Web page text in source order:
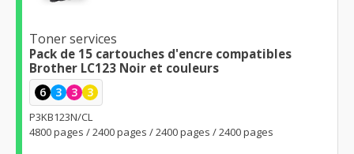
Toner services
Pack de 15 cartouches d'encre compatibles
Brother LC123 Noir et couleurs
6 3 3 3
P3KB123N/CL
4800 pages / 2400 pages / 2400 pages / 2400 pages